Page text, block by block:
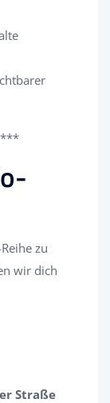
zu
wir dich
Straße